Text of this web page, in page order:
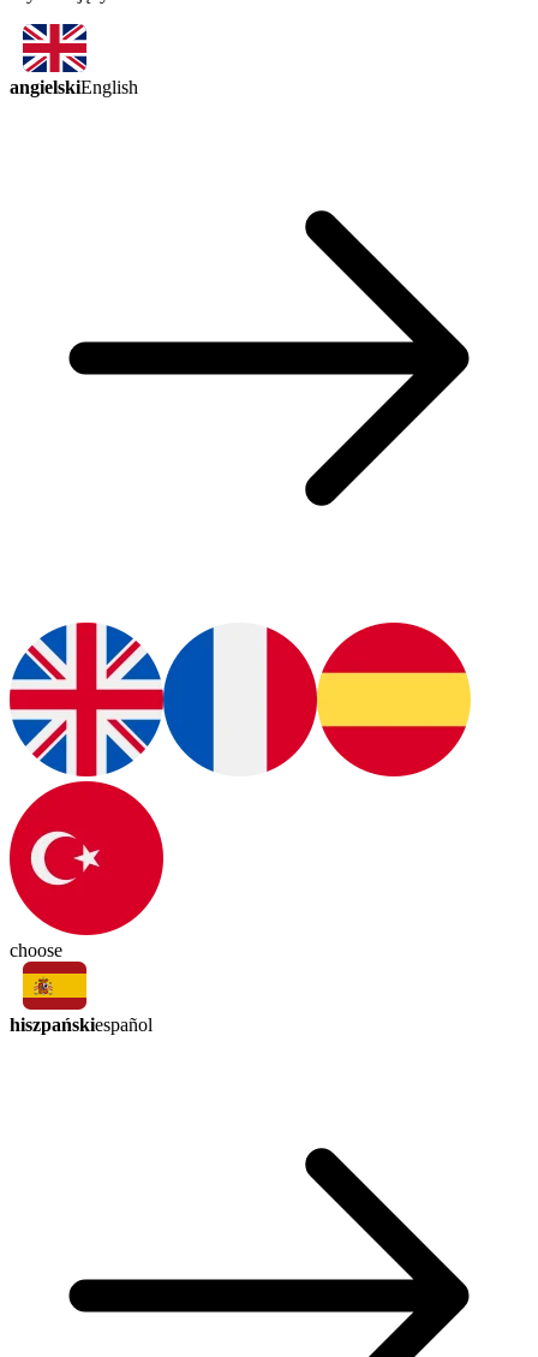
angielskiEnglish
choose
hiszpańskiespañol